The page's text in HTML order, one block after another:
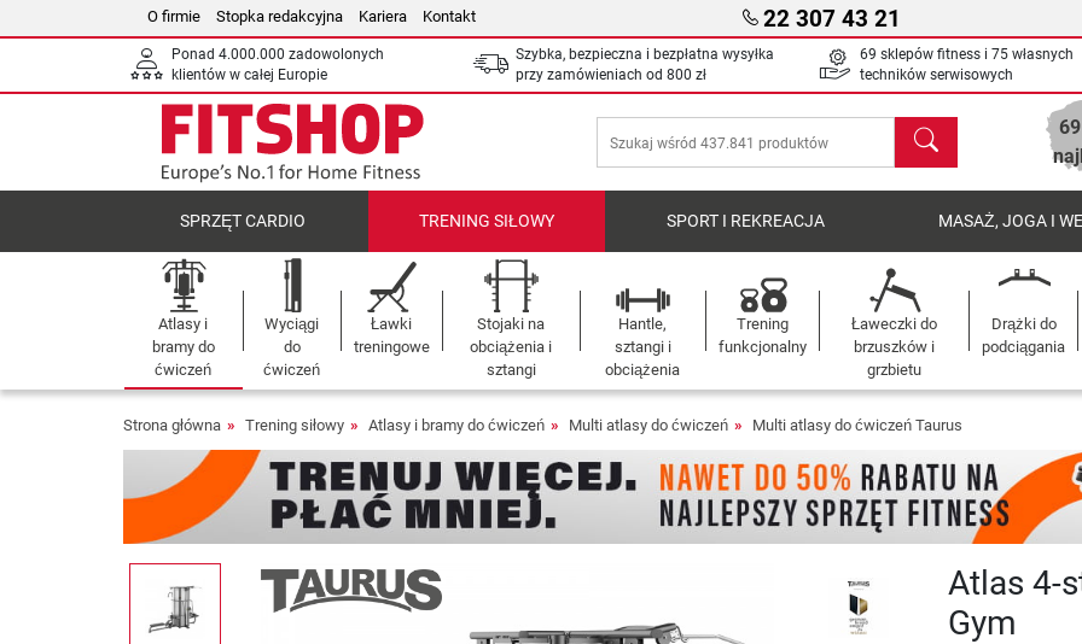
O firmie Stopka redakcyjna Kariera Kontakt 22 307 43 21
Ponad 4.000.000 zadowolonych
klientów w całej Europie
Szybka, bezpieczna i bezpłatna wysyłka
przy zamówieniach od 800 zł
69 sklepów fitness i 75 własnych
techników serwisowych
Szukaj
SPRZĘT CARDIO TRENING SIŁOWY SPORT I REKREACJA MASAŻ, JOGA I
Atlasy i
bramy do
ćwiczeń
Wyciągi
do
ćwiczeń
Ławki
treningowe
Stojaki na
obciążenia i
sztangi
Hantle,
sztangi i
obciążenia
Trening
funkcjonalny
Ławeczki do
brzuszków i
grzbietu
Drążki do
podciągania
Strona główna Trening siłowy Atlasy i bramy do ćwiczeń Multi atlasy do ćwiczeń Multi atlasy do ćwiczeń Taurus
Atlas 4-
Gym